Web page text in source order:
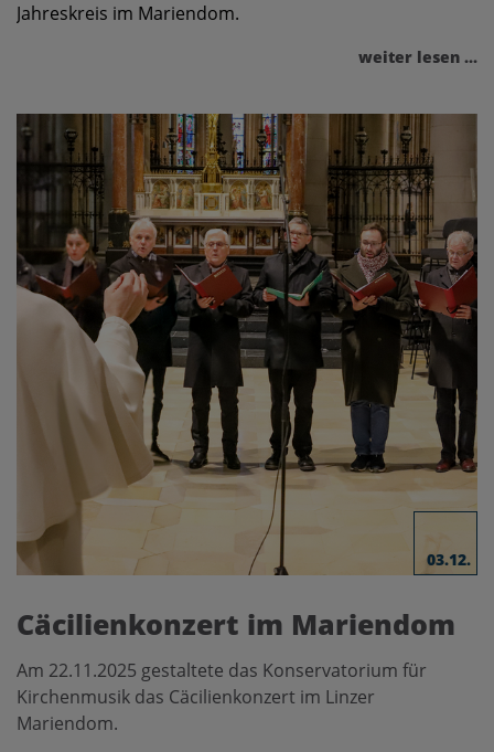
Jahreskreis im Mariendom.
weiter lesen ...
03.12.
Cäcilienkonzert im Mariendom
Am 22.11.2025 gestaltete das Konservatorium für
Kirchenmusik das Cäcilienkonzert im Linzer
Mariendom.